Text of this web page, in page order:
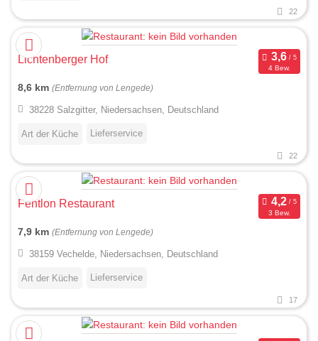
22
Lichtenberger Hof
4 Bew.
8,6 km (Entfernung von Lengede)
38228 Salzgitter, Niedersachsen, Deutschland
Art der Küche Lieferservice
22
Fehtlon Restaurant
3 Bew.
7,9 km (Entfernung von Lengede)
38159 Vechelde, Niedersachsen, Deutschland
Art der Küche Lieferservice
17